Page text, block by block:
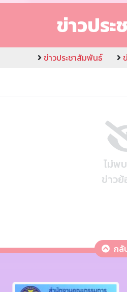
ข่าวปร
ข่าวประชาสัมพันธ์
ไม่พ
ข่าว
กลั